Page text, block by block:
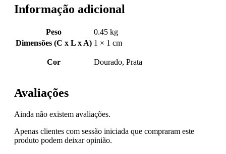
Informação adicional
Peso
0.45 kg
Dimensões (C x L x A) 1 × 1 cm
Cor Dourado, Prata
Avaliações
Ainda não existem avaliações.
Apenas clientes com sessão iniciada que compraram este
produto podem deixar opinião.